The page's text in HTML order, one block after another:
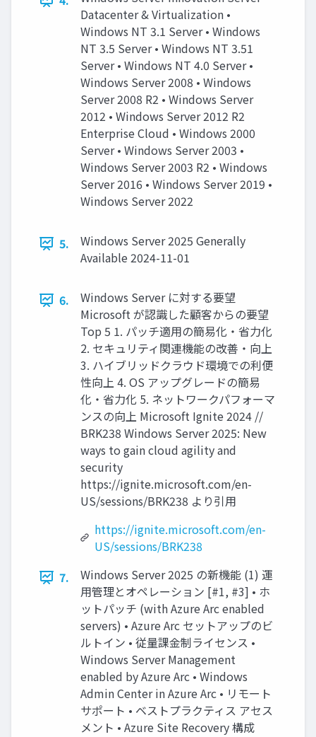
Datacenter & Virtualization •
Windows NT 3.1 Server • Windows
NT 3.5 Server • Windows NT 3.51
Server • Windows NT 4.0 Server •
Windows Server 2008 • Windows
Server 2008 R2 • Windows Server
2012 • Windows Server 2012 R2
Enterprise Cloud • Windows 2000
Server • Windows Server 2003 •
Windows Server 2003 R2 • Windows
Server 2016 • Windows Server 2019 •
Windows Server 2022
5.
Windows Server 2025 Generally
Available 2024-11-01
6.
Windows Server に対する要望
Microsoft が認識した顧客からの要望
Top 5 1. パッチ適用の簡易化・省力化
2. セキュリティ関連機能の改善・向上
3. ハイブリッドクラウド環境での利便
性向上 4. OS アップグレードの簡易
化・省力化 5. ネットワークパフォーマ
ンスの向上 Microsoft Ignite 2024 //
BRK238 Windows Server 2025: New
ways to gain cloud agility and
security
https://ignite.microsoft.com/en-
US/sessions/BRK238 より引用
https://ignite.microsoft.com/en-
US/sessions/BRK238
7.
Windows Server 2025 の新機能 (1) 運
用管理とオペレーション [#1, #3] • ホ
ットパッチ (with Azure Arc enabled
servers) • Azure Arc セットアップのビ
ルトイン • 従量課金制ライセンス •
Windows Server Management
enabled by Azure Arc • Windows
Admin Center in Azure Arc • リモート
サポート • ベストプラクティス アセス
メント • Azure Site Recovery 構成